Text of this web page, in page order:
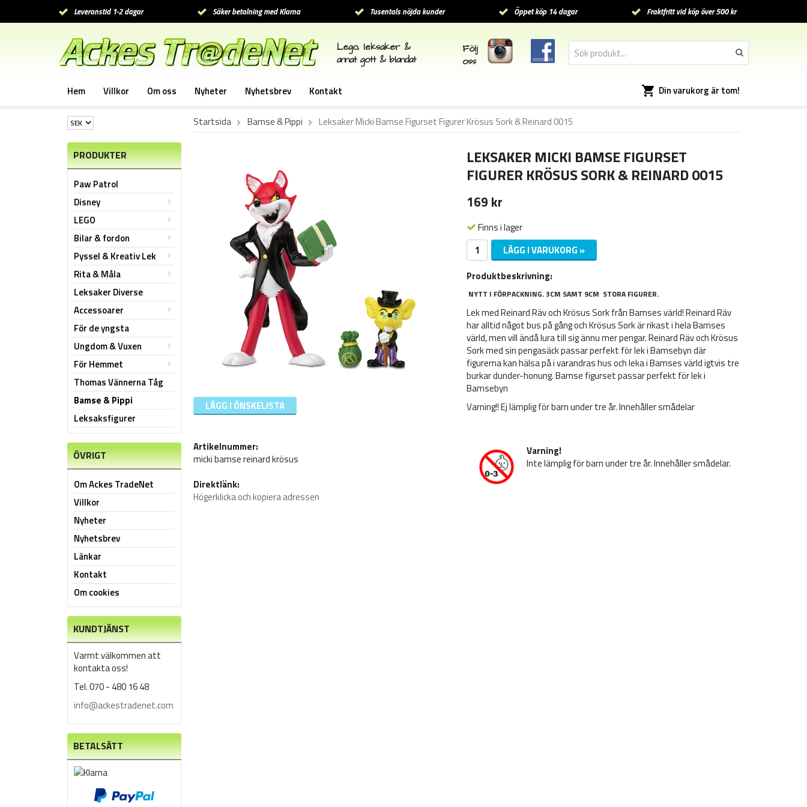
Leveranstid 1-2 dagar Säker betalning med Klarna Tusentals nöjda kunder Öppet köp 14 dagar Fraktfritt vid köp över 500 kr
Lego, leksaker &
annat gott & blandat
Följ
oss
Hem Villkor Om oss Nyheter Nyhetsbrev Kontakt Din varukorg är tom!
PRODUKTER
Paw Patrol
Disney
LEGO
Bilar & fordon
Pyssel & Kreativ Lek
Rita & Måla
Leksaker Diverse
Accessoarer
För de yngsta
Ungdom & Vuxen
För Hemmet
Thomas Vännerna Tåg
Bamse & Pippi
Leksaksfigurer
ÖVRIGT
Om Ackes TradeNet
Villkor
Nyheter
Nyhetsbrev
Länkar
Kontakt
Om cookies
KUNDTJÄNST
Varmt välkommen att
kontakta oss!
Tel. 070 - 480 16 48
info@ackestradenet.com
BETALSÄTT
Startsida Bamse & Pippi Leksaker Micki Bamse Figurset Figurer Krösus Sork & Reinard 0015
LEKSAKER MICKI BAMSE FIGURSET
FIGURER KRÖSUS SORK & REINARD 0015
169 kr
Finns i lager
LÄGG I VARUKORG »
Produktbeskrivning:
NYTT I FÖRPACKNING. 3CM SAMT 9CM STORA FIGURER.
Lek med Reinard Räv och Krösus Sork från Bamses värld! Reinard Räv
har alltid något bus på gång och Krösus Sork är rikast i hela Bamses
värld, men vill ändå lura till sig ännu mer pengar. Reinard Räv och Krösus
Sork med sin pengasäck passar perfekt för lek i Bamsebyn där
figurerna kan hälsa på i varandras hus och leka i Bamses värld igtvis tre
burkar dunder-honung. Bamse figurset passar perfekt för lek i
Bamsebyn
Varning!! Ej lämplig för barn under tre år. Innehåller smådelar
Varning!
Inte lämplig för barn under tre år. Innehåller smådelar.
LÄGG I ÖNSKELISTA
Artikelnummer:
micki bamse reinard krösus
Direktlänk:
Högerklicka och kopiera adressen